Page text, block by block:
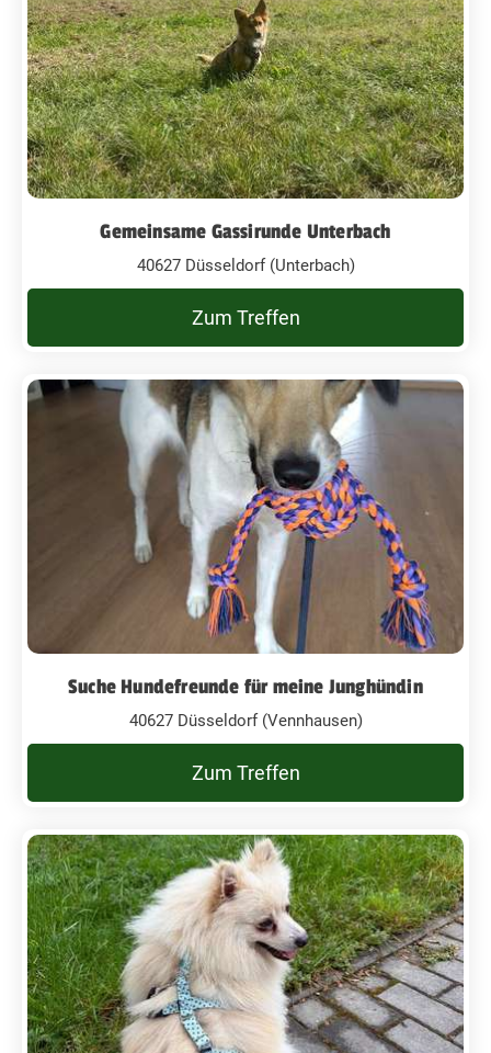
Gemeinsame Gassirunde Unterbach
40627 Düsseldorf (Unterbach)
Zum Treffen
Suche Hundefreunde für meine Junghündin
40627 Düsseldorf (Vennhausen)
Zum Treffen